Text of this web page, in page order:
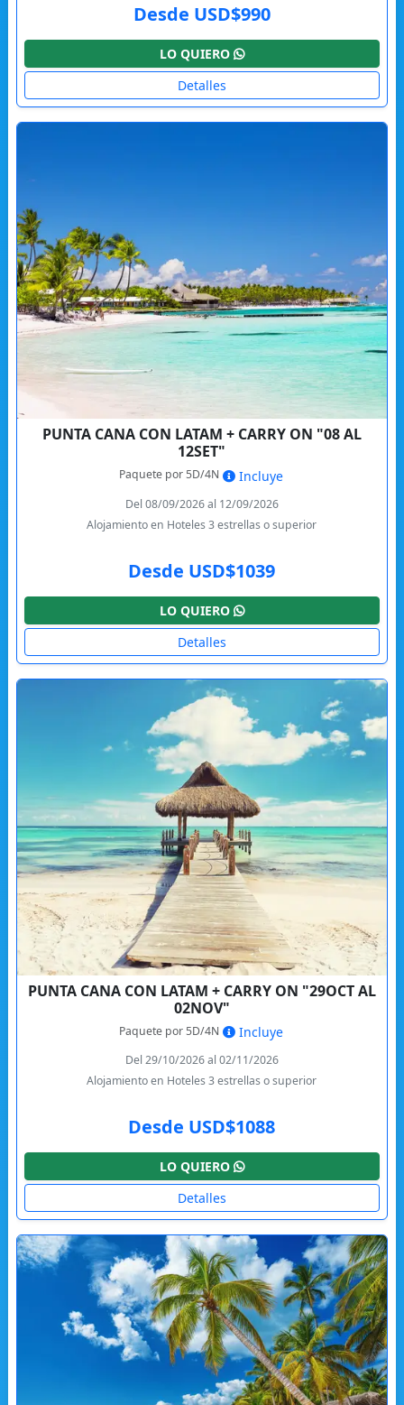
Desde USD$990
LO QUIERO
Detalles
PUNTA CANA CON LATAM + CARRY ON "08 AL
12SET"
Paquete por 5D/4N Incluye
Del 08/09/2026 al 12/09/2026
Alojamiento en Hoteles 3 estrellas o superior
Desde USD$1039
LO QUIERO
Detalles
PUNTA CANA CON LATAM + CARRY ON "29OCT AL
02NOV"
Paquete por 5D/4N Incluye
Del 29/10/2026 al 02/11/2026
Alojamiento en Hoteles 3 estrellas o superior
Desde USD$1088
LO QUIERO
Detalles